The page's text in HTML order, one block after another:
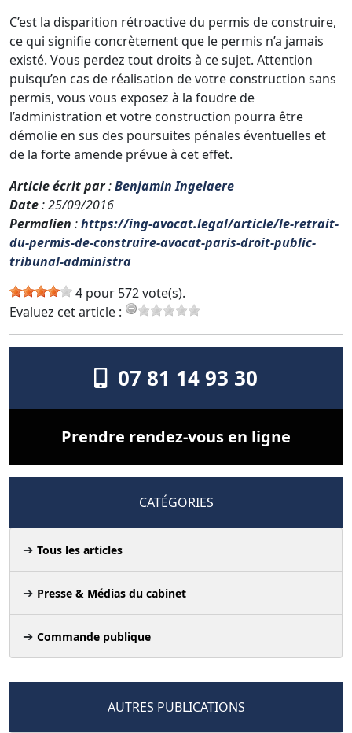
C’est la disparition rétroactive du permis de construire,
ce qui signifie concrètement que le permis n’a jamais
existé. Vous perdez tout droits à ce sujet. Attention
puisqu’en cas de réalisation de votre construction sans
permis, vous vous exposez à la foudre de
l’administration et votre construction pourra être
démolie en sus des poursuites pénales éventuelles et
de la forte amende prévue à cet effet.
Article écrit par:Benjamin Ingelaere
Date: 25/09/2016
Permalien :https://ing-avocat.legal/article/le-retrait-
du-permis-de-construire-avocat-paris-droit-public-
tribunal-administra
4 pour 572 vote(s).
Evaluez cet article :
07 81 14 93 30
Prendre rendez-vous en ligne
CATÉGORIES
Tous les articles
Presse & Médias du cabinet
Commande publique
AUTRES PUBLICATIONS